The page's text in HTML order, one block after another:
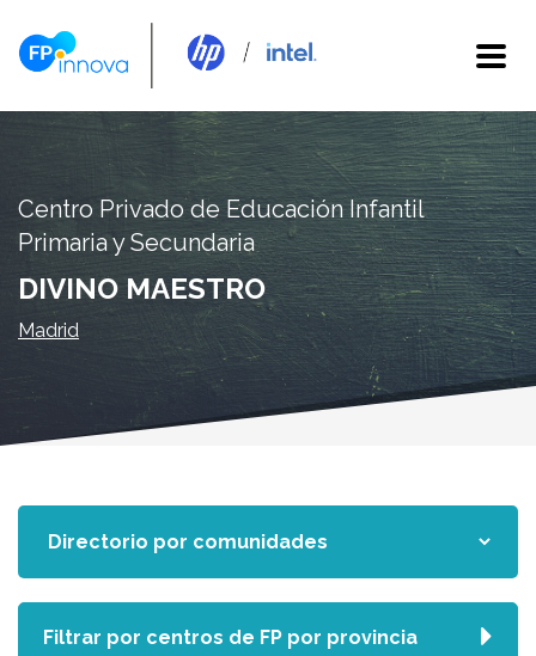
Centro Privado de Educación Infantil
Primaria y Secundaria
DIVINO MAESTRO
Madrid
Filtrar por centros de FP por provincia